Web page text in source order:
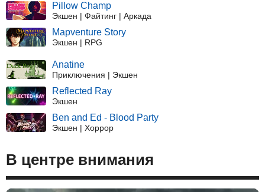
Pillow Champ
Экшен | Файтинг | Аркада
Mapventure Story
Экшен | RPG
Anatine
Приключения | Экшен
Reflected Ray
Экшен
Ben and Ed - Blood Party
Экшен | Хоррор
В центре внимания